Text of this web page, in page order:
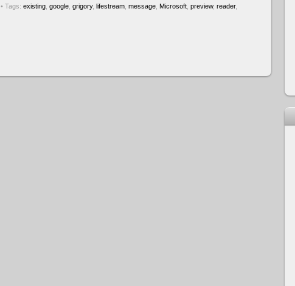
• Tags: existing google grigory, lifestream message Microsoft preview, reader,